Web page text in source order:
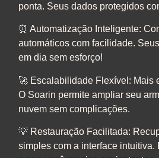
ponta. Seus dados protegidos
⏰ Automatização Inteligente:
automáticos com facilidade.
em dia sem esforço!
🚀 Escalabilidade Flexível: Mais
O Soarin permite ampliar seu
nuvem sem complicações.
💡 Restauração Facilitada:
simples com a interface intuitiva.